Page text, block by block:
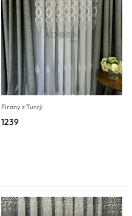
Firany z Turcji
1239